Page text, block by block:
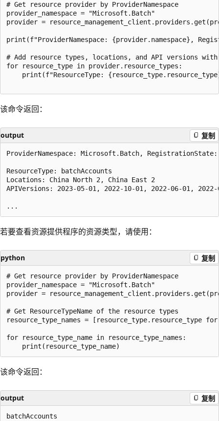
# Get resource provider by ProviderNamespace
provider_namespace = "Microsoft.Batch"
provider =
print(f"ProviderNamespace: {provider.namespace},
# Add resource types, locations, and API versions
for resource_type in provider.resource_types:
print(f"ResourceType:
该命令返回：
output 复制
ProviderNamespace: Microsoft.Batch,
ResourceType: batchAccounts
Locations: China North 2, China East 2
APIVersions: 2023-05-01, 2022-10-01, 2022-06-01,
若要查看资源提供程序的资源类型，请使用：
python 复制
# Get resource provider by ProviderNamespace
provider_namespace = "Microsoft.Batch"
provider =
# Get ResourceTypeName of the resource types
resource_type_names =
for resource_type_name in resource_type_names:
该命令返回：
output 复制
batchAccounts